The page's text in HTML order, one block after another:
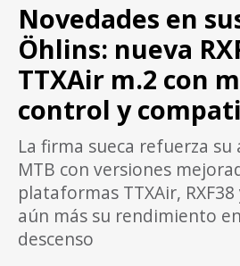
Novedades en
Öhlins: nueva
TTXAir m.2 con
control y
La firma sueca refuerza
MTB con versiones
plataformas TTXAir,
aún más su rendimiento
descenso